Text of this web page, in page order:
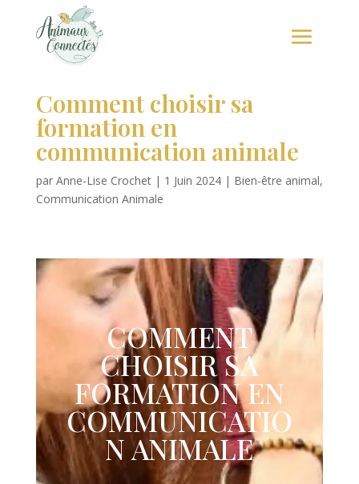
Comment choisir sa
formation en
communication animale
par Anne-Lise Crochet| 1 Juin 2024| Bien-être animal,
Communication Animale
COMMENT
CHOISIR SA
FORMATION EN
COMMUNICATIO
N ANIMALE